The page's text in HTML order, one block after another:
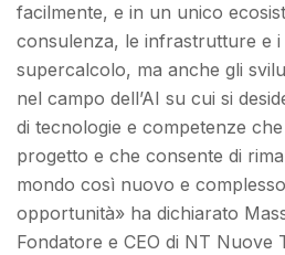
facilmente, e in un unico
consulenza, le infrastrutture e
supercalcolo, ma anche gli
nel campo dell’AI su cui si
di tecnologie e competenze
progetto e che consente di
mondo così nuovo e
opportunità» ha dichiarato
Fondatore e CEO di NT Nuove